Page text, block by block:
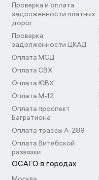
Проверка и оплата
задолженности платных
дорог
Проверка
задолженности ЦКАД
Оплата МСД
Оплата СВХ
Оплата ЮВХ
Оплата М-12
Оплата проспект
Багратиона
Оплата трассы А-289
Оплата Витебской
развязки
ОСАГО в городах